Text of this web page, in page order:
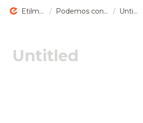
Etilmercurio / Podemos conservar nuestro nombre: las vacunas son seguras. Y no, no se ha confirmado la toxicidad del timerosal / Untitled